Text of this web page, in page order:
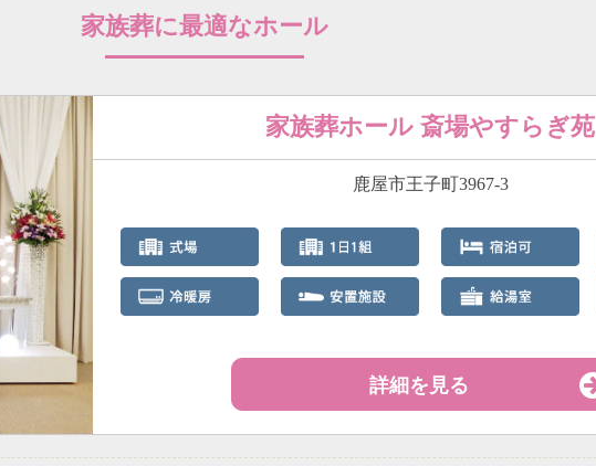
家族葬に最適なホール
家族葬ホール 斎場やすらぎ苑
鹿屋市王子町3967-3
詳細を見る